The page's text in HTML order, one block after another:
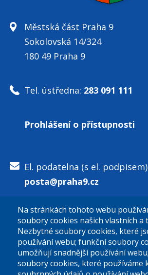
Městská část Praha 9
Sokolovská 14/324
180 49 Praha 9
Tel. ústředna: 283 091 111
Prohlášení o přístupnosti
El. podatelna (s el.
posta@praha9.cz
El. podatelna (bez el.
podatelna@praha9.cz
Na stránkách tohoto webu
soubory cookies našich vlastních a
Nezbytné soubory cookies, které
používání webu; funkční soubory
umožňují snadnější používání
soubory cookies, které používáme